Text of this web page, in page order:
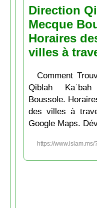
Direction
Mecque
Horaires
villes à
Comment
Qiblah
Boussole.
des villes à
Google Maps.
https://www.islam.ms/